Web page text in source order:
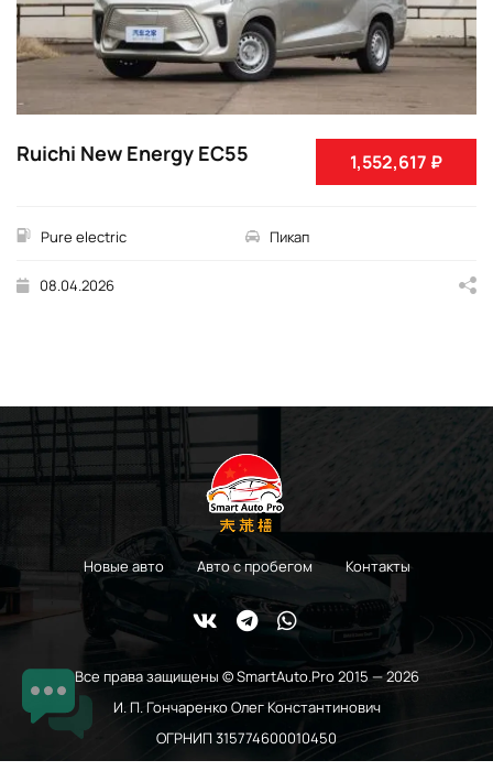
1,552,617 ₽
Ruichi New Energy EC55
Pure electric Пикап
08.04.2026
Новые авто Авто с пробегом Контакты
Все права защищены © SmartAuto.Pro 2015 — 2026
И. П. Гончаренко Олег Константинович
ОГРНИП 315774600010450